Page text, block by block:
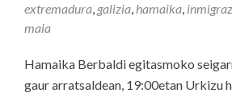
extremadura, galizia, hamaika,
maia
Hamaika Berbaldi egitasmoko
gaur arratsaldean, 19:00etan Urkizu